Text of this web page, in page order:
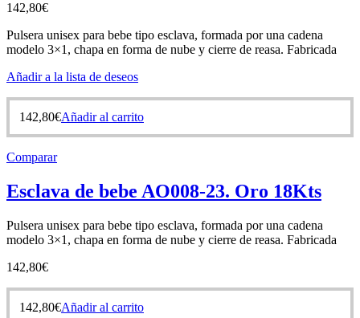
142,80€
Pulsera unisex para bebe tipo esclava, formada por una cadena
modelo 3×1, chapa en forma de nube y cierre de reasa. Fabricada
Añadir a la lista de deseos
142,80€Añadir al carrito
Comparar
Esclava de bebe AO008-23. Oro 18Kts
Pulsera unisex para bebe tipo esclava, formada por una cadena
modelo 3×1, chapa en forma de nube y cierre de reasa. Fabricada
142,80€
142,80€Añadir al carrito